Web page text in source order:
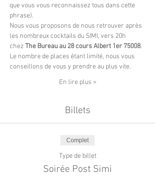
que vous vous reconnaissez tous dans cette
phrase).
Nous vous proposons de nous retrouver après
les nombreux cocktails du SIMI, vers 20h
chez The Bureau au 28 cours Albert 1er 75008.
Le nombre de places étant limité, nous vous
conseillons de vous y prendre au plus vite.
En lire plus >
Billets
Complet
Type de billet
Soirée Post Simi